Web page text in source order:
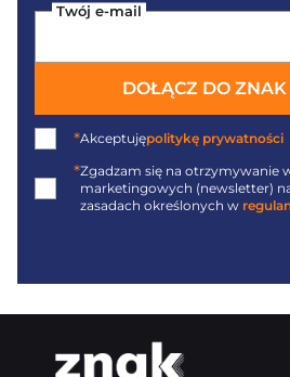
Twój e-mail
DOŁĄCZ DO ZNAK
*Akceptujępolitykę prywatności
*Zgadzam się na otrzymywanie
marketingowych (newsletter)
zasadach określonych w